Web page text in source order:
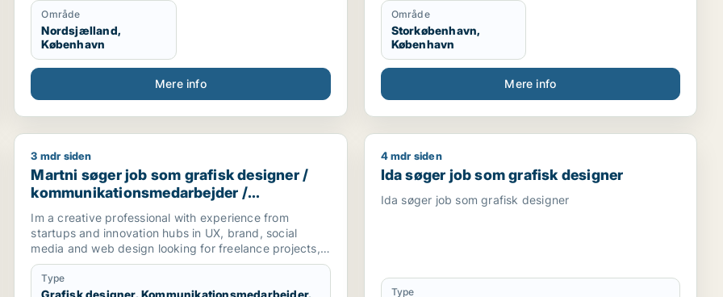
Område
Nordsjælland,
København
Mere info
målrettet og insisterer på løsninger, der er
gennemtænkte, skarpe og visuelt stærke.
Jeg trives i spændet mellem det konceptuelle og det
håndgribelige. Jeg kan zoome ind i detaljen og
samtidig bevare overblikket over helheden – og det er
netop her, de stærkeste løsninger opstår.
Område
Storkøbenhavn,
København
Mere info
Martni søger job som grafisk designer / kommunikationsmedarbejder / marketingmedarbejder / kreativ
3 mdr siden
Martni søger job som grafisk designer /
kommunikationsmedarbejder /
marketingmedarbejder / kreativ
medarbejder / produktspecialist
Im a creative professional with experience from
startups and innovation hubs in UX, brand, social
media and web design looking for freelance projects,
part-time and full-time roles.
[xxxxx]
Type
Grafisk designer, Kommunikationsmedarbejder,
Ida søger job som grafisk designer
4 mdr siden
Ida søger job som grafisk designer
Ida søger job som grafisk designer
Type